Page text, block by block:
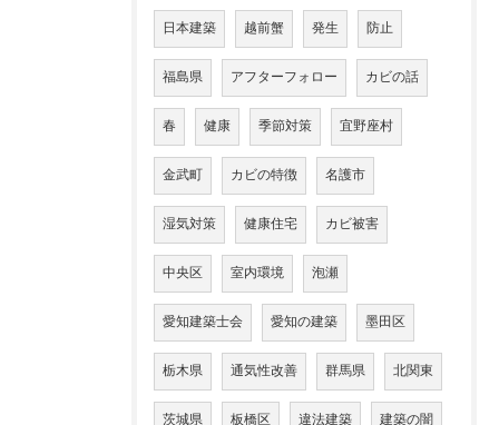
日本建築 越前蟹 発生 防止
福島県 アフターフォロー カビの話
春 健康 季節対策 宜野座村
金武町 カビの特徴 名護市
湿気対策 健康住宅 カビ被害
中央区 室内環境 泡瀬
愛知建築士会 愛知の建築 墨田区
栃木県 通気性改善 群馬県 北関東
茨城県 板橋区 違法建築 建築の闇